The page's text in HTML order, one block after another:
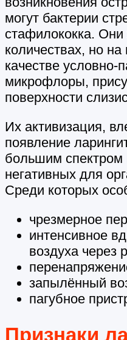
могут бактерии
стафилококка.
количествах, но
качестве условно-
микрофлоры,
поверхности
Их активизация,
появление
большим спектром
негативных для
Среди которых
чрезмерное
интенсивное
воздуха через
запылённый
пагубное
Признаки